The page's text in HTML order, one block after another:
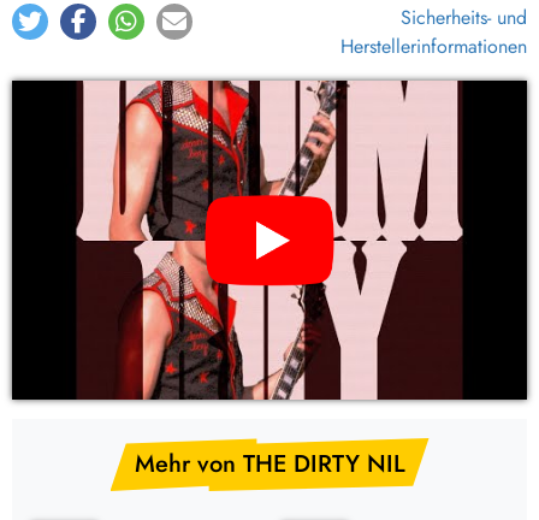
Sicherheits- und
Herstellerinformationen
YouTube Video: THE DIRTY NIL – fuck art (CD, LP Vinyl)
Mehr von THE DIRTY NIL